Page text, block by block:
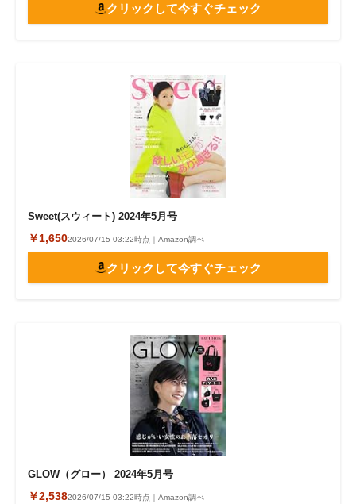
クリックして今すぐチェック
Sweet(スウィート) 2024年5月号
￥1,6502026/07/15 03:22時点｜Amazon調べ
クリックして今すぐチェック
GLOW（グロー） 2024年5月号
￥2,5382026/07/15 03:22時点｜Amazon調べ